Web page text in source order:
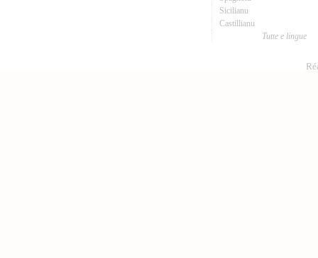
Sicilianu
Castillianu
Tutte e lingue